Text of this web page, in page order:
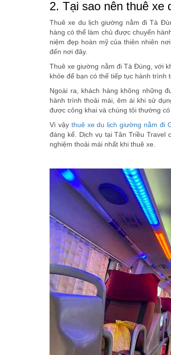
2. Tại sao nên thuê
Thuê xe du lịch giường nằm đi Tà
hàng có thể làm chủ được chuyến
niệm đẹp hoàn mỹ của thiên nhiên
đến nơi đây.
Thuê xe giường nằm đi Tà Đùng, với
khỏe để bạn có thể tiếp tục hành trình
Ngoài ra, khách hàng không những
hành trình thoải mái, êm ái khi sử
được công khai và chúng tôi thường
Vì vậy thuê xe du lịch giường nằm đi
đáng kể. Dịch vụ tại Tân Triều Travel
nghiệm thoải mái nhất khi thuê xe.